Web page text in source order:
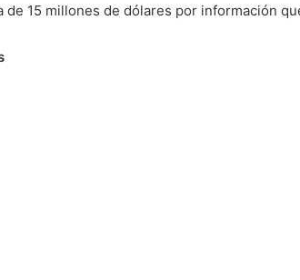
de 15 millones de dólares por información